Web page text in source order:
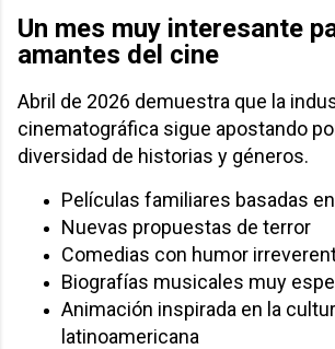
Un mes muy interesante
amantes del cine
Abril de 2026 demuestra que la
cinematográfica sigue apostando
diversidad de historias y géneros.
Películas familiares basadas
Nuevas propuestas de terror
Comedias con humor
Biografías musicales muy
Animación inspirada en la
latinoamericana